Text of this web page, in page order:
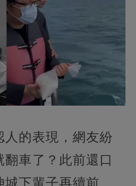
人的表現，網友紛
車了？此前還口
城下輩子再續前